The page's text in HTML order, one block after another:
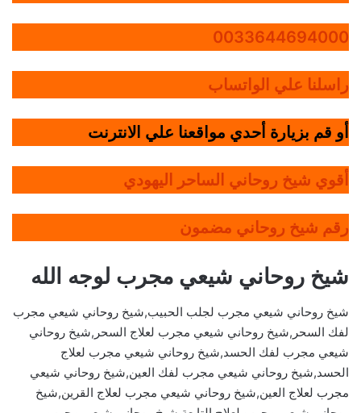
0033644694000
راسلنا علي الواتساب
أو قم بزيارة أحدي مواقعنا علي الانترنت
أقوي شيخ روحاني الساحر اليهودي
رقم شيخ روحاني مضمون
شيخ روحاني شيعي مجرب لوجه الله
شيخ روحاني شيعي مجرب لجلب الحبيب,شيخ روحاني شيعي مجرب
لفك السحر,شيخ روحاني شيعي مجرب لعلاج السحر,شيخ روحاني
شيعي مجرب لفك الحسد,شيخ روحاني شيعي مجرب لعلاج
الحسد,شيخ روحاني شيعي مجرب لفك العين,شيخ روحاني شيعي
مجرب لعلاج العين,شيخ روحاني شيعي مجرب لعلاج القرين,شيخ